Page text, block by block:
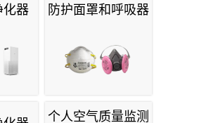
化器 防护面罩和呼吸器
个人空气质量监测